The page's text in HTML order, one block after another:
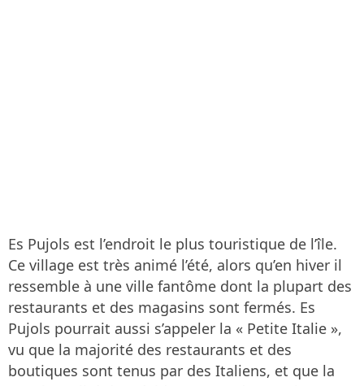
Es Pujols est l’endroit le plus touristique de l’île.
Ce village est très animé l’été, alors qu’en hiver il
ressemble à une ville fantôme dont la plupart des
restaurants et des magasins sont fermés. Es
Pujols pourrait aussi s’appeler la « Petite Italie »,
vu que la majorité des restaurants et des
boutiques sont tenus par des Italiens, et que la